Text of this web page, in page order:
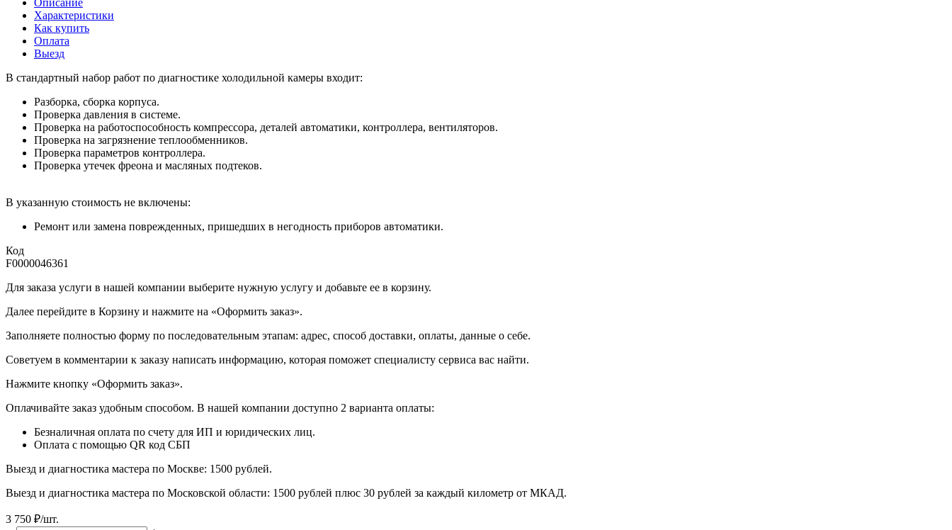
Характеристики
Как купить
Оплата
Выезд
В стандартный набор работ по диагностике холодильной камеры входит:
Разборка, сборка корпуса.
Проверка давления в системе.
Проверка на работоспособность компрессора, деталей автоматики, контроллера, вентиляторов.
Проверка на загрязнение теплообменников.
Проверка параметров контроллера.
Проверка утечек фреона и масляных подтеков.
В указанную стоимость не включены:
Ремонт или замена поврежденных, пришедших в негодность приборов автоматики.
Код
F0000046361
Для заказа услуги в нашей компании выберите нужную услугу и добавьте ее в корзину.
Далее перейдите в Корзину и нажмите на «Оформить заказ».
​​​​​​​Заполняете полностью форму по последовательным этапам: адрес, способ доставки, оплаты, данные о себе.
​​​​​​​Советуем в комментарии к заказу написать информацию, которая поможет специалисту сервиса вас найти.
​​​​​​​Нажмите кнопку «Оформить заказ».
Оплачивайте заказ удобным способом. В нашей компании доступно 2 варианта оплаты:
Безналичная оплата по счету для ИП и юридических лиц.
Оплата с помощью QR код СБП
Выезд и диагностика мастера по Москве: 1500 рублей.
Выезд и диагностика мастера по Московской области: 1500 рублей плюс 30 рублей за каждый километр от МКАД.
3 750 ₽/шт.